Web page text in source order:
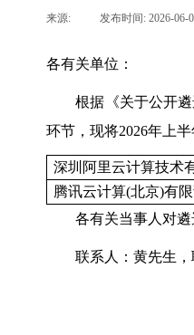
来源: 发布时间: 2026-06-
各有关单位：
根据《关于公开遴选
环节，现将2026年上
深圳阿里云计算技术
腾讯云计算(北京)有
各有关当事人对遴选
联系人：黄先生，联